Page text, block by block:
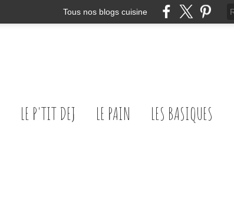
Tous nos blogs cuisine
LE P'TIT DEJ LE PAIN LES BASIQUES